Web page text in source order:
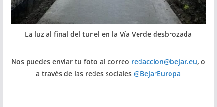
La luz al final del tunel en la Vía Verde desbrozada
Nos puedes enviar tu foto al correo redaccion@bejar.eu, o
a través de las redes sociales@BejarEuropa